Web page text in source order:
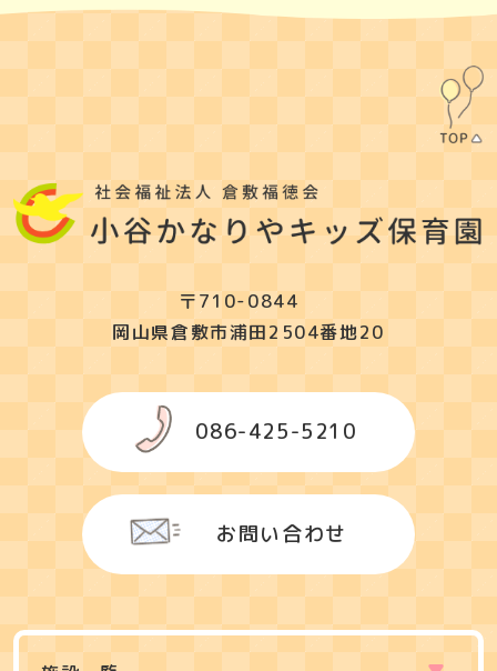
〒710-0844
岡山県倉敷市浦田2504番地20
086-425-5210
お問い合わせ